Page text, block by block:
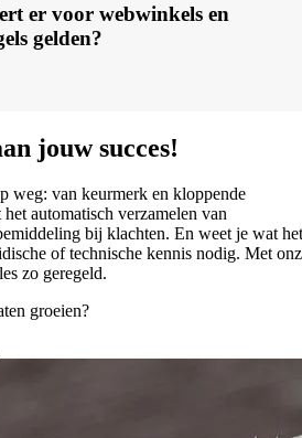
er voor webwinkels en
gelden?
jouw succes!
weg: van keurmerk en kloppende
automatisch verzamelen van
bij klachten. En weet je wat het
of technische kennis nodig. Met
zo geregeld.
groeien?